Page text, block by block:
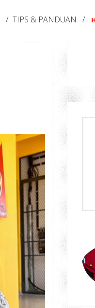
TIPS & PANDUAN